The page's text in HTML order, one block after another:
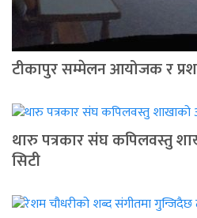
टीकापुर सम्मेलन आयोजक र
थारु पत्रकार संघ कपिलवस्तु
सिटी